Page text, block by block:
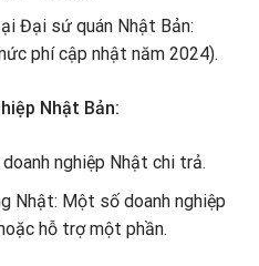
Đại sứ quán Nhật Bản:
phí cập nhật năm 2024).
Nhật Bản:
doanh nghiệp Nhật chi trả.
Nhật: Một số doanh nghiệp
hỗ trợ một phần.